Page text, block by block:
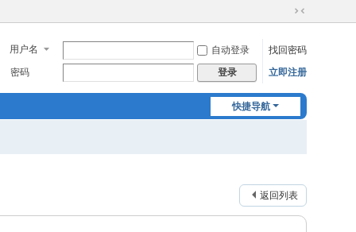
切
到
窄
用户名 自动登录
找回密码
密码
登录 立即注册
快捷导航
返回列表